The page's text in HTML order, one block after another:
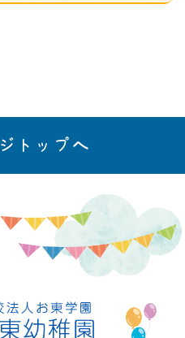
トップへ